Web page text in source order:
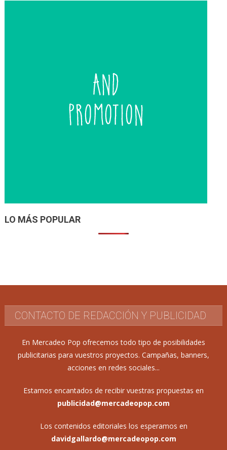
LO MÁS POPULAR
CONTACTO DE REDACCIÓN Y PUBLICIDAD
En Mercadeo Pop ofrecemos todo tipo de posibilidades
publicitarias para vuestros proyectos. Campañas, banners,
acciones en redes sociales...
Estamos encantados de recibir vuestras propuestas en
publicidad@mercadeopop.com
Los contenidos editoriales los esperamos en
davidgallardo@mercadeopop.com